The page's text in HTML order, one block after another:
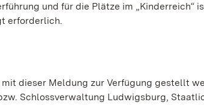
und für die Plätze im „Kinderreich“
erforderlich.
dieser Meldung zur Verfügung gestellt
Schlossverwaltung Ludwigsburg,